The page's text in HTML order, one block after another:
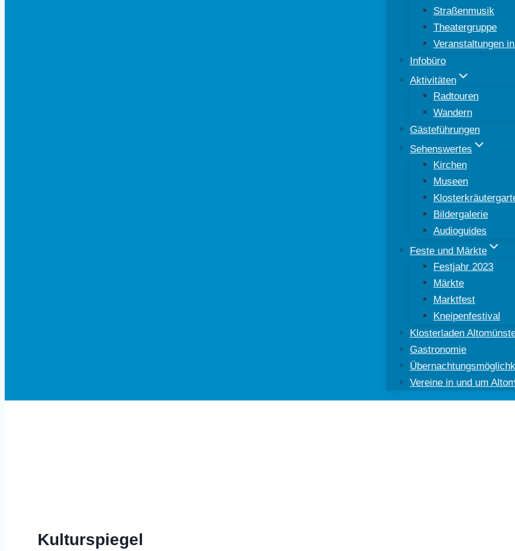
Straßenmusik
Theatergruppe
Veranstaltungen
Infobüro
Aktivitäten
Radtouren
Wandern
Gästeführungen
Sehenswertes
Kirchen
Museen
Bildergalerie
Audioguides
Feste und Märkte
Festjahr 2023
Märkte
Marktfest
Kneipenfestival
Klosterladen
Gastronomie
Vereine in und um
Kulturspiegel